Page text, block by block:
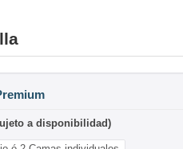
a disponibilidad)